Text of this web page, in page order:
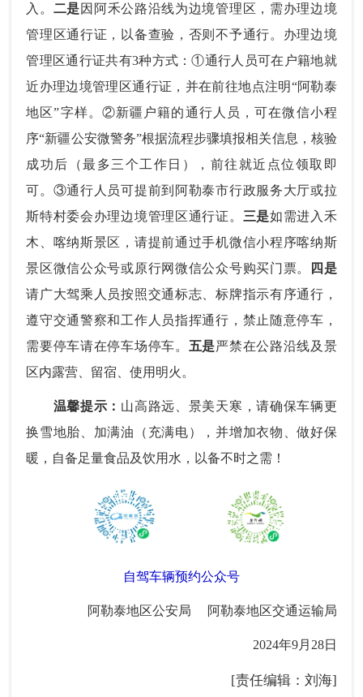
入。 二是因阿禾公路沿线为边境管理区，需办理边境
管理区通行证，以备查验，否则不予通行。办理边境
管理区通行证共有3种方式：①通行人员可在户籍地就
近办理边境管理区通行证，并在前往地点注明“阿勒泰
地区”字样。②新疆户籍的通行人员，可在微信小程
序“新疆公安微警务”根据流程步骤填报相关信息，核验
成功后（最多三个工作日），前往就近点位领取即
可。③通行人员可提前到阿勒泰市行政服务大厅或拉
斯特村委会办理边境管理区通行证。 三是如需进入禾
木、喀纳斯景区，请提前通过手机微信小程序喀纳斯
景区微信公众号或原行网微信公众号购买门票。
四是
请广大驾乘人员按照交通标志、标牌指示有序通行，
遵守交通警察和工作人员指挥通行，禁止随意停车，
需要停车请在停车场停车。 五是严禁在公路沿线及景
区内露营、留宿、使用明火。
温馨提示： 山高路远、景美天寒，请确保车辆更
换雪地胎、加满油（充满电），并增加衣物、做好保
暖，自备足量食品及饮用水，以备不时之需！
自驾车辆预约公众号
阿勒泰地区公安局 阿勒泰地区交通运输局
2024年9月28日
[责任编辑：刘海]